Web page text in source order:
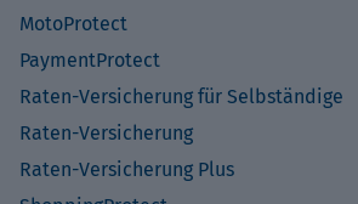
MotoProtect
PaymentProtect
Raten-Versicherung für Selbständige
Raten-Versicherung
Raten-Versicherung Plus